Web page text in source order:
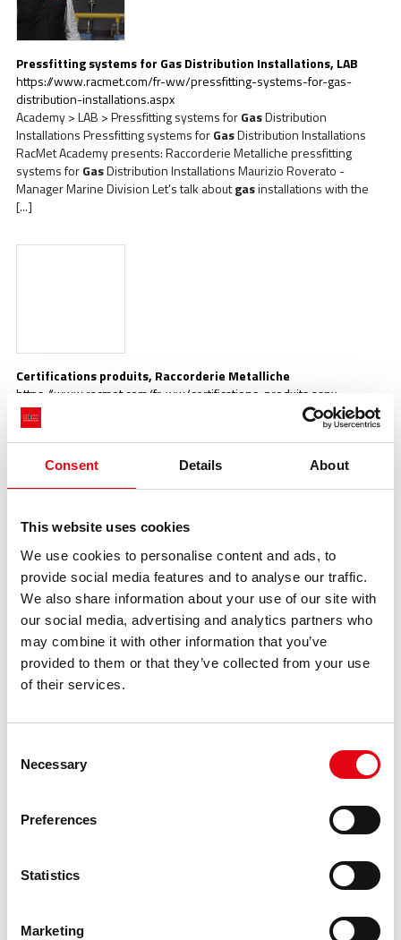
Consent Details About
This website uses cookies
We use cookies to personalise content and ads, to
provide social media features and to analyse our traffic.
We also share information about your use of our site with
our social media, advertising and analytics partners who
may combine it with other information that you’ve
provided to them or that they’ve collected from your use
of their services.
Selection
Necessary
Preferences
Statistics
Marketing
Pressfitting systems for GasDistribution Installations, LAB
https://www.racmet.com/fr-ww/pressfitting-systems-for-gas-
distribution-installations.aspx
Academy > LAB > Pressfitting systems forGasDistribution
Installations Pressfitting systems forGasDistribution Installations
RacMet Academy presents: Raccorderie Metalliche pressfitting
systems forGasDistribution Installations Maurizio Roverato -
Manager Marine Division Let's talk aboutgasinstallations with the
[...]
Certifications produits, Raccorderie Metalliche
https://www.racmet.com/fr-ww/certifications-produits.aspx
si non so no Filtre Supprimer le filtre Pays Produit Autorité de
certification AUSTRALIA
( raccords Ø 15 - 108) Watermark
Aperçu Téléchargements pdf Copier le lien AUSTRALIAInoxPRES
(tubes Ø 15-108) - mat. 316L Watermark Aperçu Téléchargements
Gaz
https://www.racmet.com/fr-ww/gaz.aspx
et marquage spécial:inoxPRESGASet aesPRESGAS,
https://www.racmet.com/fr-ww/bim.aspx